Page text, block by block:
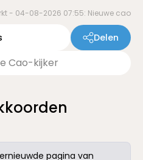
- 04-08-2026 07:55: Nieuwe cao
Delen
pagina van